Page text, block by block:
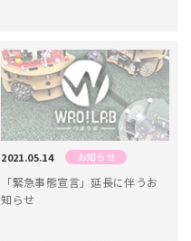
2021.05.14 お知らせ
「緊急事態宣言」延長に伴うお
知らせ